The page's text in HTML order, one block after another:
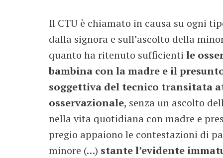
Il CTU è chiamato in causa su ogni
dalla signora e sull’ascolto della
quanto ha ritenuto sufficienti le
bambina con la madre e il
soggettiva del tecnico transitata
osservazionale, senza un ascolto
nella vita quotidiana con madre e
pregio appaiono le contestazioni di
minore (…) stante l’evidente